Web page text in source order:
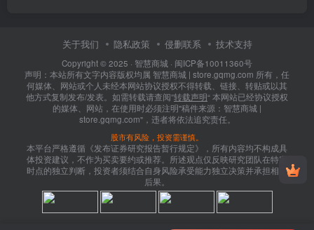
关于我们 隐私政策 侵删联系 技术支持
Copyright © 2025 · 智慧商城 · 闽ICP备10011360号
声明：本站所有文字内容版权均属 智慧商城 | store.gqmg.com 所有，任
何媒体、网站或个人未经本网站协议授权不得转载、链接、转贴或以其
他方式复制发布/发表。如需转载请查阅”转载声明“ 本网站已经协议授权
的媒体、网站，在使用时必须注明"稿件来源：智慧商城 |
store.gqmg.com"，违者将依法追究责任。
股市有风险，投资需谨慎。
本平台严格遵循《发布证券研究报告暂行规定》，所有内容均不构成具
体投资建议，不作为买卖要约或推荐。所述观点仅反映研究团队在特定
时点的独立判断，投资者须结合自身风险承受能力独立决策并承担相应
后果。